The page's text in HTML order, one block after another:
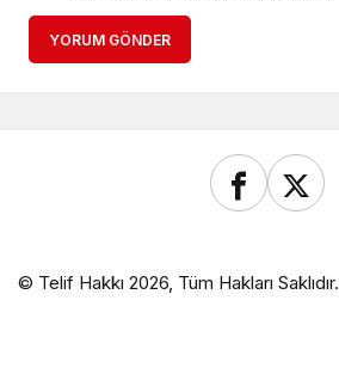
YORUM GÖNDER
© Telif Hakkı 2026, Tüm Hakları Saklıdır.